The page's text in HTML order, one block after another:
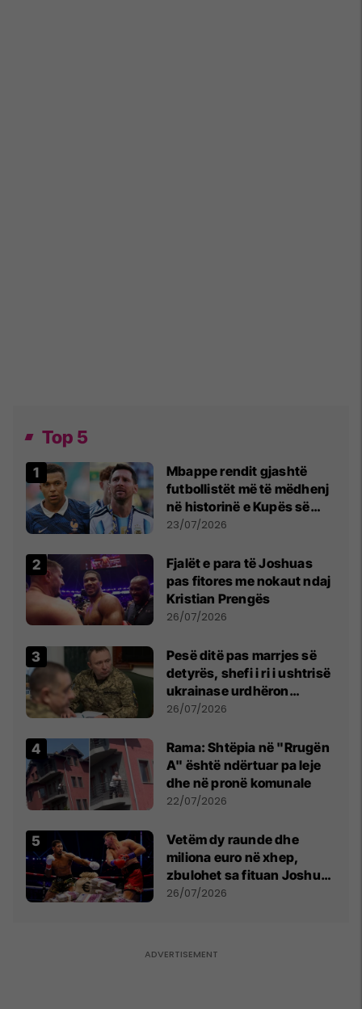
Top 5
Mbappe rendit gjashtë
futbollistët më të mëdhenj
në historinë e Kupës së
Botës, Messi mbetet i dyti
23/07/2026
Fjalët e para të Joshuas
pas fitores me nokaut ndaj
Kristian Prengës
26/07/2026
Pesë ditë pas marrjes së
detyrës, shefi i ri i ushtrisë
ukrainase urdhëron
kontroll të madh
26/07/2026
Rama: Shtëpia në "Rrugën
A" është ndërtuar pa leje
dhe në pronë komunale
22/07/2026
Vetëm dy raunde dhe
miliona euro në xhep,
zbulohet sa fituan Joshua
e Prenga
26/07/2026